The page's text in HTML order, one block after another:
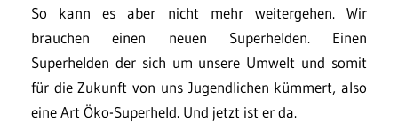
So kann es aber nicht mehr weitergehen. Wir
brauchen einen neuen Superhelden. Einen
Superhelden der sich um unsere Umwelt und somit
für die Zukunft von uns Jugendlichen kümmert, also
eine Art Öko-Superheld. Und jetzt ist er da.